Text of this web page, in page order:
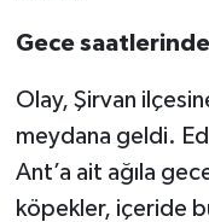
Gece
Olay, Şirvan
meydana geldi.
Ant’a ait ağıla
köpekler, içeride
Siyaset
Spor